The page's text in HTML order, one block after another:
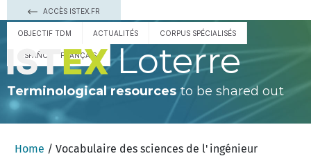
ACCÈS ISTEX.FR
OBJECTIF TDM ACTUALITÉS CORPUS SPÉCIALISÉS
ESPAÑOL FRANÇAIS Loterre
Terminological resourcesto be shared out
Home / Vocabulaire des sciences de l'ingénieur